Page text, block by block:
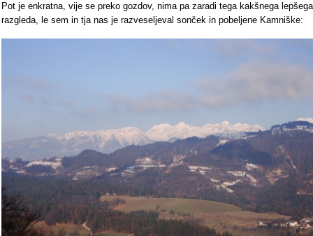
Pot je enkratna, vije se preko gozdov, nima pa zaradi tega kakšnega lepšega
razgleda, le sem in tja nas je razveseljeval sonček in pobeljene Kamniške: